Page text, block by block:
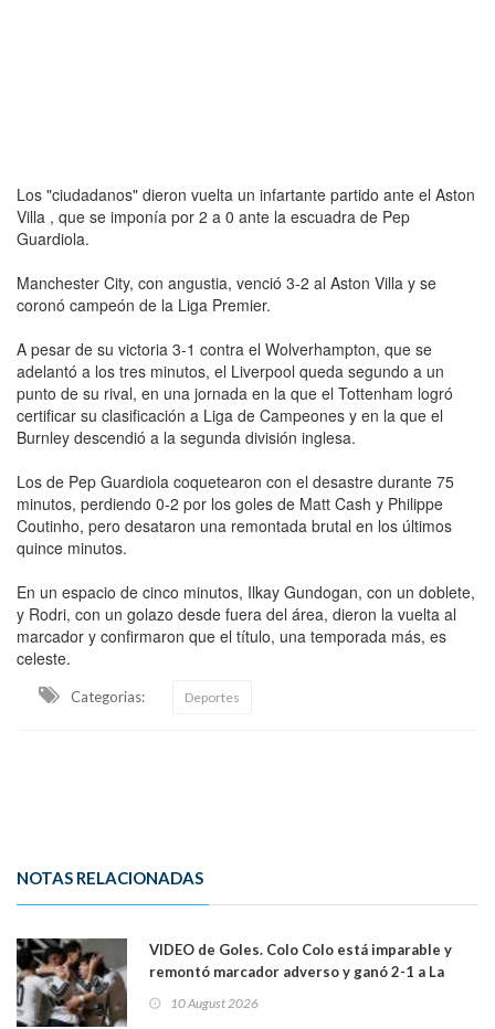
Los "ciudadanos" dieron vuelta un infartante partido ante el Aston
Villa , que se imponía por 2 a 0 ante la escuadra de Pep
Guardiola.
Manchester City, con angustia, venció 3-2 al Aston Villa y se
coronó campeón de la Liga Premier.
A pesar de su victoria 3-1 contra el Wolverhampton, que se
adelantó a los tres minutos, el Liverpool queda segundo a un
punto de su rival, en una jornada en la que el Tottenham logró
certificar su clasificación a Liga de Campeones y en la que el
Burnley descendió a la segunda división inglesa.
Los de Pep Guardiola coquetearon con el desastre durante 75
minutos, perdiendo 0-2 por los goles de Matt Cash y Philippe
Coutinho, pero desataron una remontada brutal en los últimos
quince minutos.
En un espacio de cinco minutos, Ilkay Gundogan, con un doblete,
y Rodri, con un golazo desde fuera del área, dieron la vuelta al
marcador y confirmaron que el título, una temporada más, es
celeste.
Categorias: Deportes
NOTAS RELACIONADAS
VIDEO de Goles. Colo Colo está imparable y
remontó marcador adverso y ganó 2-1 a La
10 August 2026